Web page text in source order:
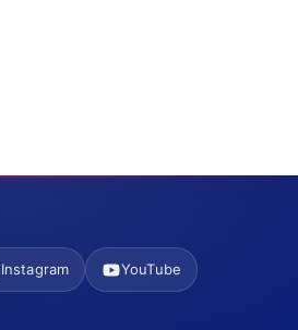
Instagram YouTube